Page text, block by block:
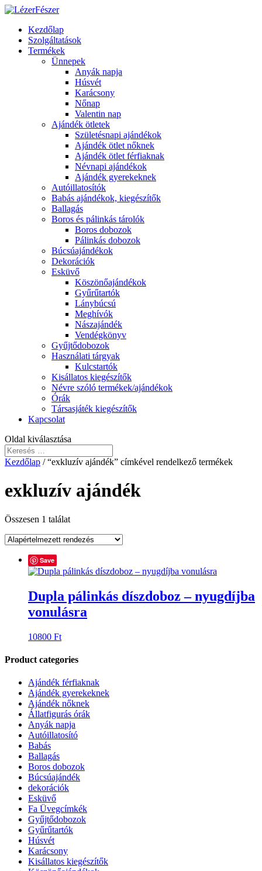
Kezdőlap
Szolgáltatások
Termékek
Ünnepek
Anyák napja
Húsvét
Karácsony
Nőnap
Valentin nap
Ajándék ötletek
Születésnapi ajándékok
Ajándék ötlet nőknek
Ajándék ötlet férfiaknak
Névnapi ajándékok
Ajándék gyerekeknek
Autóillatosítók
Babás ajándékok, kiegészítők
Ballagás
Boros és pálinkás tárolók
Boros dobozok
Pálinkás dobozok
Búcsúajándékok
Dekorációk
Esküvő
Köszönőajándékok
Gyűrűtartók
Lánybúcsú
Meghívók
Nászajándék
Vendégkönyv
Gyűjtődobozok
Használati tárgyak
Kulcstartók
Kisállatos kiegészítők
Névre szóló termékek/ajándékok
Órák
Társasjáték kiegészítők
Kapcsolat
Oldal kiválasztása
Kezdőlap / “exkluzív ajándék” címkével rendelkező termékek
exkluzív ajándék
Összesen 1 találat
Save
Dupla pálinkás díszdoboz – nyugdíjba
vonulásra
10800 Ft
Product categories
Ajándék férfiaknak
Ajándék gyerekeknek
Ajándék nőknek
Állatfigurás órák
Anyák napja
Autóillatosító
Babás
Ballagás
Boros dobozok
Búcsúajándék
dekorációk
Esküvő
Fa Üvegcímkék
Gyűjtődobozok
Gyűrűtartók
Húsvét
Karácsony
Kisállatos kiegészítők